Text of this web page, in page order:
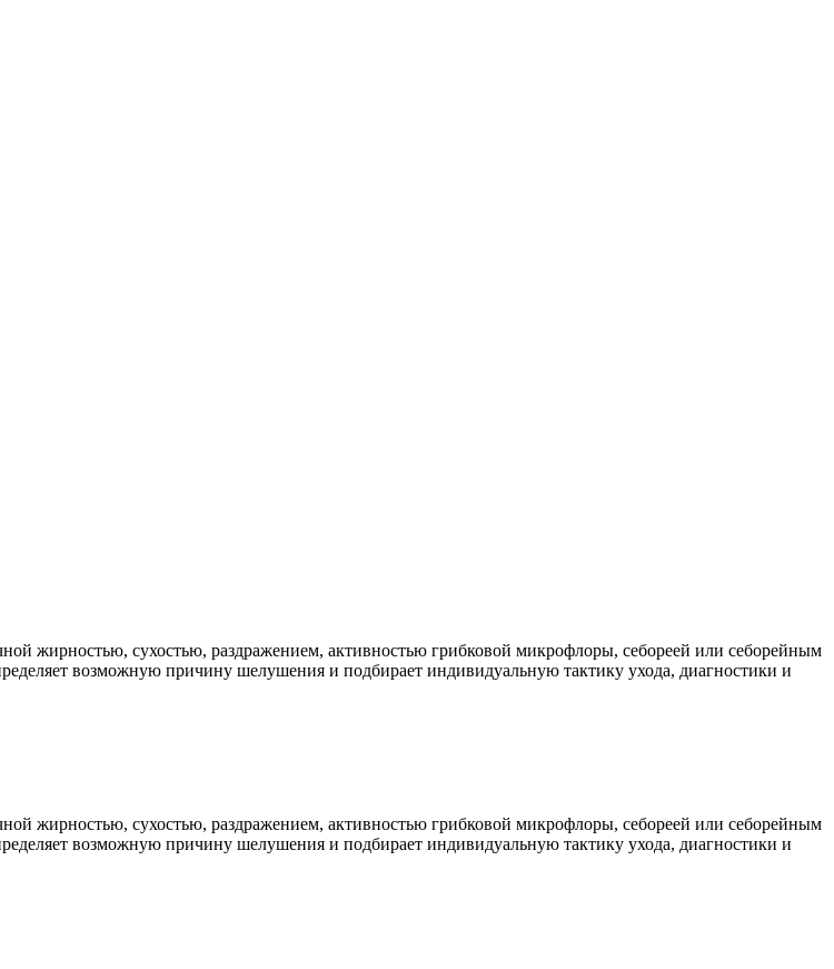
жирностью, сухостью, раздражением, активностью грибковой микрофлоры, себореей или себорейным
возможную причину шелушения и подбирает индивидуальную тактику ухода, диагностики и
жирностью, сухостью, раздражением, активностью грибковой микрофлоры, себореей или себорейным
возможную причину шелушения и подбирает индивидуальную тактику ухода, диагностики и